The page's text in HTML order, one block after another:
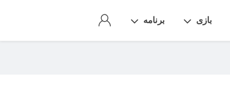
بازی برنامه